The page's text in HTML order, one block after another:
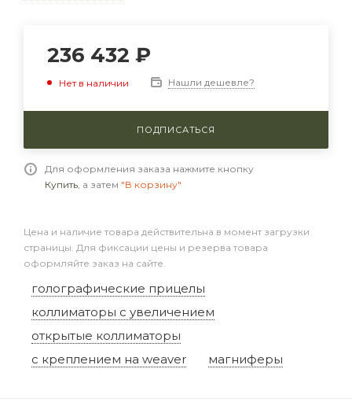
236 432 ₽
Нет в наличии Нашли дешевле?
ПОДПИСАТЬСЯ
Для оформления заказа нажмите кнопку
Купить, а затем "В корзину"
Цена и наличие товара действительна в момент загрузки
страницы. Для фиксации цены и резерва товара
оформляйте заказ на сайте.
голографические прицелы
коллиматоры с увеличением
открытые коллиматоры
с креплением на weaver
магниферы